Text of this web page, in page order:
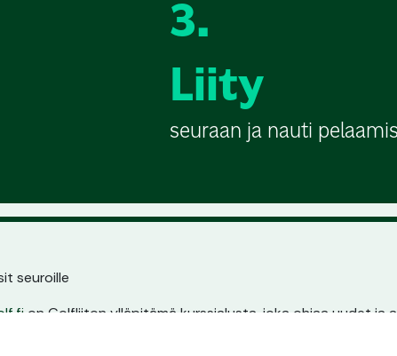
3.
Liity
seuraan ja nauti
seuroille
on Golfliiton ylläpitämä kurssialusta, joka ohjaa uudet ja